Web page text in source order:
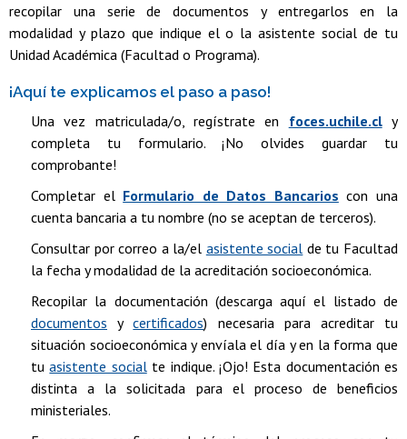
recopilar una serie de documentos y entregarlos en la
modalidad y plazo que indique el o la asistente social de tu
Unidad Académica (Facultad o Programa).
¡Aquí te explicamos el paso a paso!
Una vez matriculada/o, regístrate en foces.uchile.cly
completa tu formulario. ¡No olvides guardar tu
comprobante!
Completar el Formulario de Datos Bancarios con una
cuenta bancaria a tu nombre (no se aceptan de terceros).
Consultar por correo a la/el asistente social de tu Facultad
la fecha y modalidad de la acreditación socioeconómica.
Recopilar la documentación (descarga aquí el listado de
documentos ycertificados) necesaria para acreditar tu
situación socioeconómica y envíala el día y en la forma que
tuasistente socialte indique. ¡Ojo! Esta documentación es
distinta a la solicitada para el proceso de beneficios
ministeriales.